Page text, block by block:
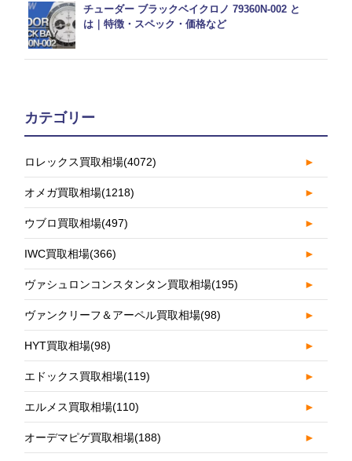
チューダー ブラックベイクロノ 79360N-002 と
は｜特徴・スペック・価格など
カテゴリー
ロレックス買取相場(4072) ►
オメガ買取相場(1218) ►
ウブロ買取相場(497) ►
IWC買取相場(366) ►
ヴァシュロンコンスタンタン買取相場(195) ►
ヴァンクリーフ＆アーペル買取相場(98) ►
HYT買取相場(98) ►
エドックス買取相場(119) ►
エルメス買取相場(110) ►
オーデマピゲ買取相場(188) ►